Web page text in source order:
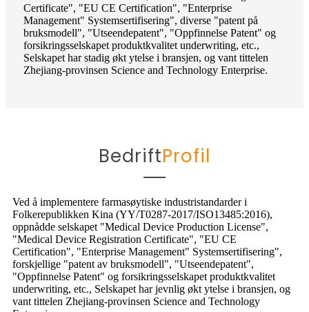
Certificate", "EU CE Certification", "Enterprise
Management" Systemsertifisering", diverse "patent på
bruksmodell", "Utseendepatent", "Oppfinnelse Patent" og
forsikringsselskapet produktkvalitet underwriting, etc.,
Selskapet har stadig økt ytelse i bransjen, og vant tittelen
Zhejiang-provinsen Science and Technology Enterprise.
BedriftProfil
Ved å implementere farmasøytiske industristandarder i
Folkerepublikken Kina (YY/T0287-2017/ISO13485:2016),
oppnådde selskapet "Medical Device Production License",
"Medical Device Registration Certificate", "EU CE
Certification", "Enterprise Management" Systemsertifisering",
forskjellige "patent av bruksmodell", "Utseendepatent",
"Oppfinnelse Patent" og forsikringsselskapet produktkvalitet
underwriting, etc., Selskapet har jevnlig økt ytelse i bransjen, og
vant tittelen Zhejiang-provinsen Science and Technology